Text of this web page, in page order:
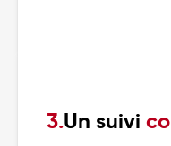
3.Un suivi